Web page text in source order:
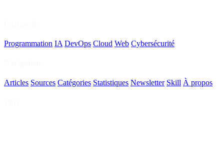
Programmation IA DevOps Cloud Web Cybersécurité
Articles Sources Catégories Statistiques Newsletter Skill À propos